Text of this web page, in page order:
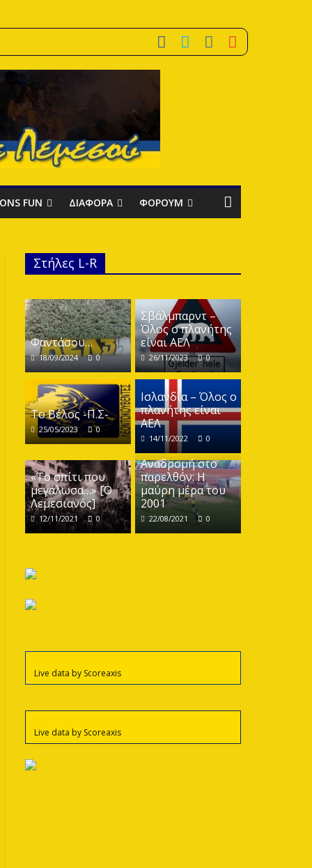
FUN ΔΙΑΦΟΡΑ ΦΟΡΟΥΜ
Στήλες L-R
Φαντάσου…
18/09/2024 0
Σβάλμπαρντ –
Όλος ο πλανήτης
είναι ΑΕΛ
26/11/2023 0
Το Βέλος -Π.Σ-
25/05/2023 0
Ισλανδία – Όλος ο
πλανήτης είναι
ΑΕΛ
14/11/2022 0
«Το σπίτι που
μεγάλωσα…» [Ο
Λεμεσιανός]
12/11/2021 0
Αναδρομή στο
παρελθόν: Η
μαύρη μέρα του
2001
22/08/2021 0
Live data by Scoreaxis
Live data by Scoreaxis